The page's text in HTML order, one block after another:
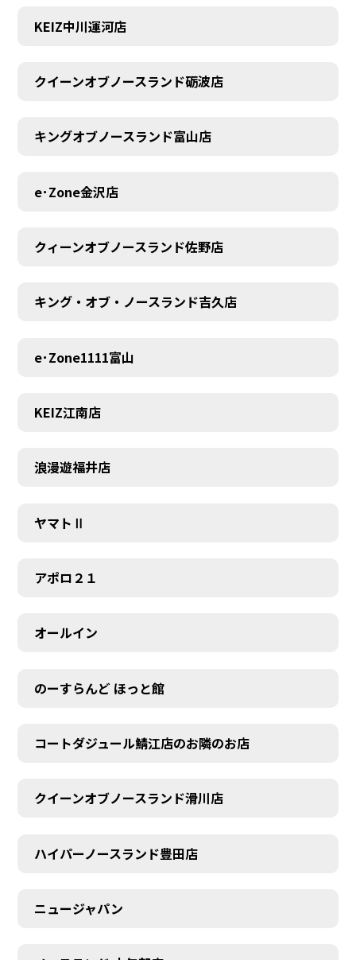
MEMBER
KEIZ中川運河店
クイーンオブノースランド砺波店
キングオブノースランド富山店
e･Zone金沢店
クィーンオブノースランド佐野店
キング・オブ・ノースランド吉久店
e･Zone1111富山
KEIZ江南店
浪漫遊福井店
ヤマトⅡ
アポロ２１
オールイン
のーすらんど ほっと館
コートダジュール鯖江店のお隣のお店
クイーンオブノースランド滑川店
ハイパーノースランド豊田店
ニュージャパン